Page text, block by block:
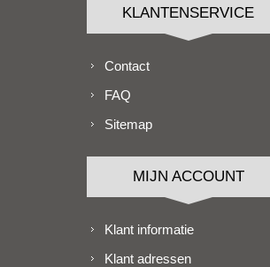
KLANTENSERVICE
Contact
FAQ
Sitemap
MIJN ACCOUNT
Klant informatie
Klant adressen